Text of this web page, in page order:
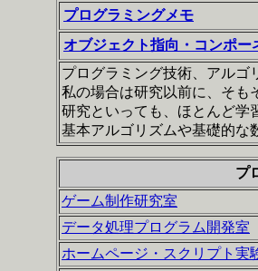
プログラミングメモ
オブジェクト指向・コンポー
プログラミング技術、アルゴ
私の場合は研究以前に、そも
研究といっても、ほとんど学
基本アルゴリズムや基礎的
プ
ゲーム制作研究室
データ処理プログラム開発室
ホームページ・スクリプト実